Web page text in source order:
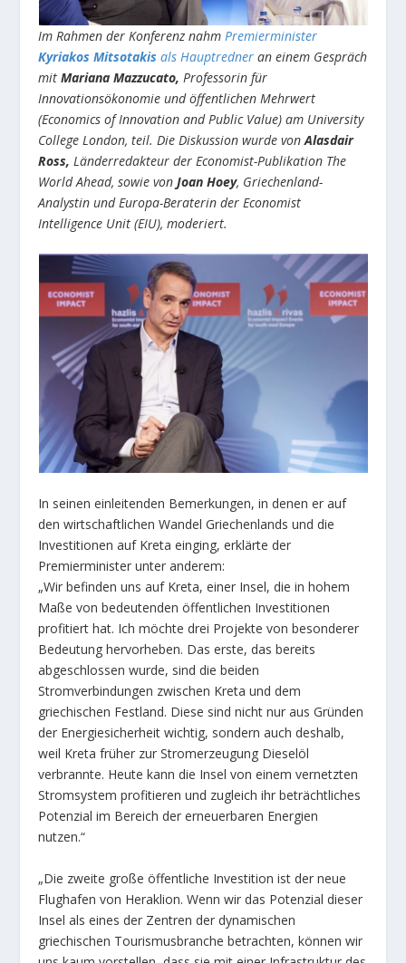
Im Rahmen der Konferenz nahm Premierminister
Kyriakos Mitsotakis als Hauptredner an einem Gespräch
mitMariana Mazzucato, Professorin für
Innovationsökonomie und öffentlichen Mehrwert
(Economics of Innovation and Public Value) am University
College London, teil. Die Diskussion wurde vonAlasdair
Ross, Länderredakteur der Economist-Publikation The
World Ahead, sowie vonJoan Hoey, Griechenland-
Analystin und Europa-Beraterin der Economist
Intelligence Unit (EIU), moderiert.
In seinen einleitenden Bemerkungen, in denen er auf
den wirtschaftlichen Wandel Griechenlands und die
Investitionen auf Kreta einging, erklärte der
Premierminister unter anderem:
„Wir befinden uns auf Kreta, einer Insel, die in hohem
Maße von bedeutenden öffentlichen Investitionen
profitiert hat. Ich möchte drei Projekte von besonderer
Bedeutung hervorheben. Das erste, das bereits
abgeschlossen wurde, sind die beiden
Stromverbindungen zwischen Kreta und dem
griechischen Festland. Diese sind nicht nur aus Gründen
der Energiesicherheit wichtig, sondern auch deshalb,
weil Kreta früher zur Stromerzeugung Dieselöl
verbrannte. Heute kann die Insel von einem vernetzten
Stromsystem profitieren und zugleich ihr beträchtliches
Potenzial im Bereich der erneuerbaren Energien
nutzen.“
„Die zweite große öffentliche Investition ist der neue
Flughafen von Heraklion. Wenn wir das Potenzial dieser
Insel als eines der Zentren der dynamischen
griechischen Tourismusbranche betrachten, können wir